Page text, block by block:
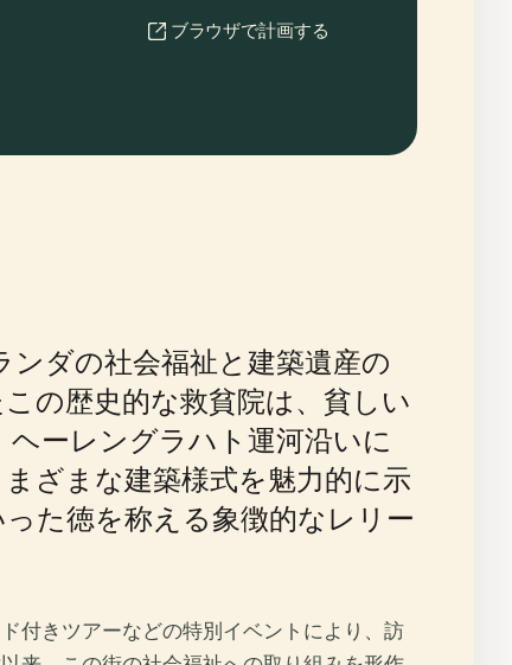
ブラウザで計画する
ンダの社会福祉と建築遺産の
の歴史的な救貧院は、貧しい
ーレングラハト運河沿いに
ざまな建築様式を魅力的に示
た徳を称える象徴的なレリー
付きツアーなどの特別イベントにより、訪